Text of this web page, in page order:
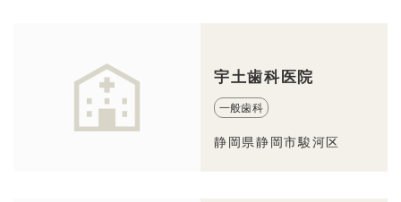
宇土歯科医院
一般歯科
静岡県静岡市駿河区